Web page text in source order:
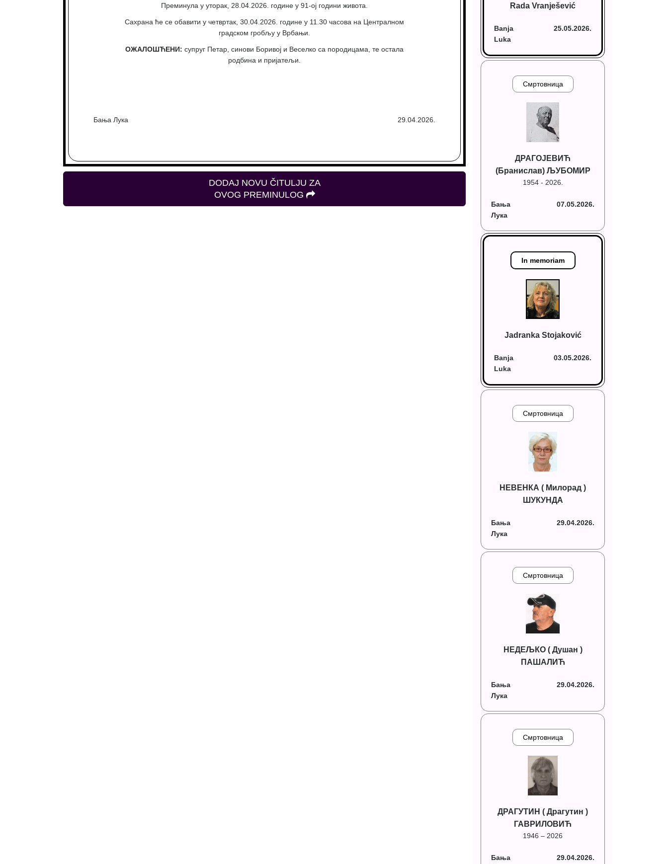
Преминула у уторак, 28.04.2026. године у 91-ој години живота.
Сахрана ће се обавити у четвртак, 30.04.2026. године у 11.30 часова на Централном
градском гробљу у Врбањи.
ОЖАЛОШЋЕНИ: супруг Петар, синови Боривој и Веселко са породицама, те остала
родбина и пријатељи.
Бања Лука 29.04.2026.
DODAJ NOVU ČITULJU ZA
OVOG PREMINULOG
Rada Vranješević
Banja
Luka
25.05.2026.
Смртовница
ДРАГОЈЕВИЋ
(Бранислав) ЉУБОМИР
1954 - 2026.
Бања
Лука
07.05.2026.
In memoriam
Jadranka Stojaković
Banja
Luka
03.05.2026.
Смртовница
НЕВЕНКА ( Милорад )
ШУКУНДА
Бања
Лука
29.04.2026.
Смртовница
НЕДЕЉКО ( Душан )
ПАШАЛИЋ
Бања
Лука
29.04.2026.
Смртовница
ДРАГУТИН ( Драгутин )
ГАВРИЛОВИЋ
1946 – 2026
Бања
29.04.2026.